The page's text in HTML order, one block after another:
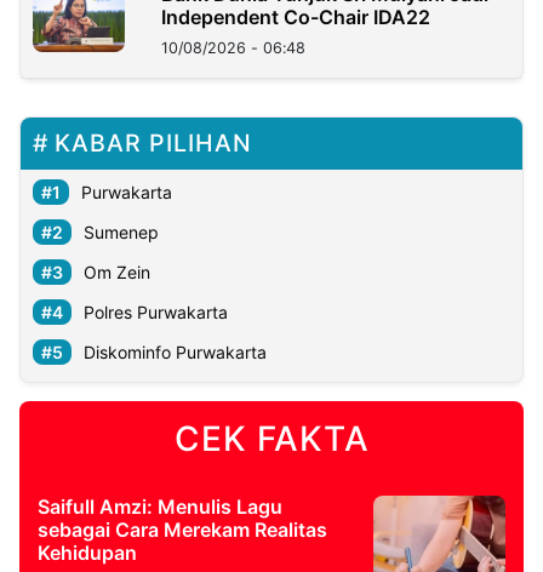
Independent Co-Chair IDA22
10/08/2026 - 06:48
KABAR PILIHAN
Purwakarta
Sumenep
Om Zein
Polres Purwakarta
Diskominfo Purwakarta
CEK FAKTA
Saifull Amzi: Menulis Lagu
sebagai Cara Merekam Realitas
Kehidupan